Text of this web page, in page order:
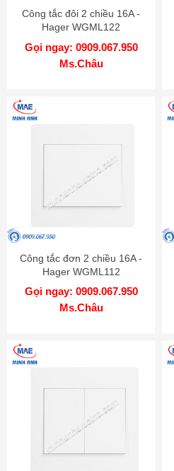
Công tắc đôi 2 chiều 16A -
Hager WGML122
Gọi ngay: 0909.067.950
Ms.Châu
Công tắc đơn 2 chiều 16A -
Hager WGML112
Gọi ngay: 0909.067.950
Ms.Châu